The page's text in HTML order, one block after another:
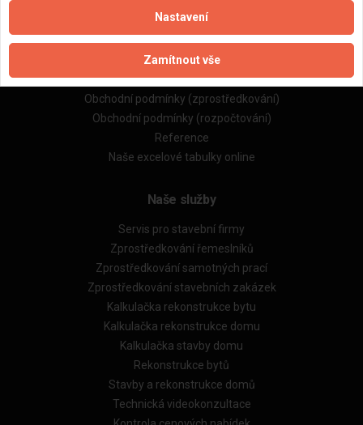
Důležité informace
Naše firmy a řemeslníci
Zpracování a ochrana osobních údajů
Zásady pro používání souborů cookie
Obchodní podmínky (zprostředkování)
Obchodní podmínky (rozpočtování)
Reference
Naše excelové tabulky online
Naše služby
Servis pro stavební firmy
Zprostředkování řemeslníků
Zprostředkování samotných prací
Zprostředkování stavebních zakázek
Kalkulačka rekonstrukce bytu
Kalkulačka rekonstrukce domu
Kalkulačka stavby domu
Rekonstrukce bytů
Stavby a rekonstrukce domů
Technická videokonzultace
Nastavení
Zamítnout vše